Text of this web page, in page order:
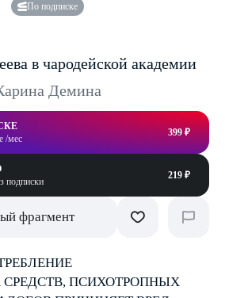
По подписке
в чародейской академии
Демина
/мес
399 ₽
подписки
219 ₽
фрагмент
ПСИХОТРОПНЫХ